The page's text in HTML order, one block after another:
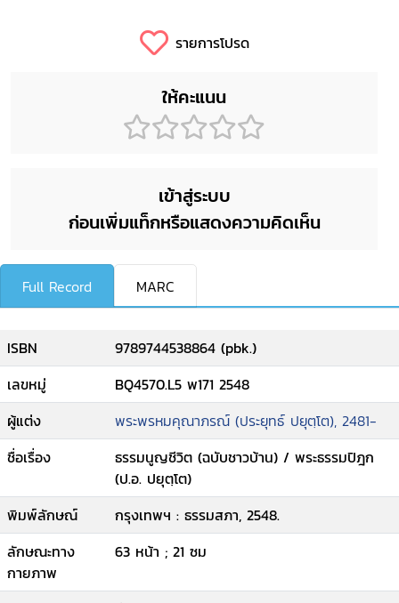
รายการโปรด
ให้คะแนน
เข้าสู่ระบบ
ก่อนเพิ่มแท็กหรือแสดงความคิดเห็น
Full Record MARC
ISBN
9789744538864 (pbk.)
เลขหมู่
BQ4570.L5 พ171 2548
ผู้แต่ง
พระพรหมคุณาภรณ์ (ประยุทธ์ ปยุตฺโต), 2481-
ชื่อเรื่อง
ธรรมนูญชีวิต (ฉบับชาวบ้าน) / พระธรรมปิฎก
(ป.อ. ปยุตฺโต)
พิมพ์ลักษณ์
กรุงเทพฯ : ธรรมสภา, 2548.
ลักษณะทาง
กายภาพ
63 หน้า ; 21 ซม